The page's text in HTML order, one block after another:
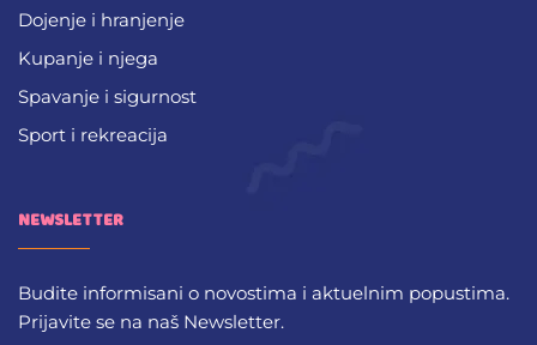
Dojenje i hranjenje
Kupanje i njega
Spavanje i sigurnost
Sport i rekreacija
NEWSLETTER
Budite informisani o novostima i aktuelnim popustima.
Prijavite se na naš Newsletter.